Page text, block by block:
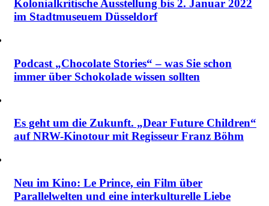
Kolonialkritische Ausstellung bis 2. Januar 2022
im Stadtmuseuem Düsseldorf
Podcast „Chocolate Stories“ – was Sie schon
immer über Schokolade wissen sollten
Es geht um die Zukunft. „Dear Future Children“
auf NRW-Kinotour mit Regisseur Franz Böhm
Neu im Kino: Le Prince, ein Film über
Parallelwelten und eine interkulturelle Liebe